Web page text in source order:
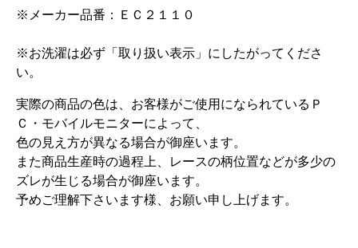
※メーカー品番：ＥＣ２１１０
※お洗濯は必ず「取り扱い表示」にしたがってくださ
い。
実際の商品の色は、お客様がご使用になられているＰ
Ｃ・モバイルモニターによって、
色の見え方が異なる場合が御座います。
また商品生産時の過程上、レースの柄位置などが多少の
ズレが生じる場合が御座います。
予めご理解下さいます様、お願い申し上げます。